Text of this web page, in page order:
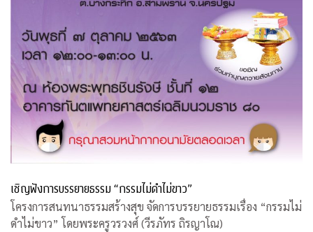
เชิญฟังการบรรยายธรรม “กรรมไม่ดำไม่ขาว”
โครงการสนทนาธรรมสร้างสุข จัดการบรรยายธรรมเรื่อง “กรรมไม่
ดำไม่ขาว” โดยพระครูวรวงศ์ (วีรภัทร ถิรญาโณ)